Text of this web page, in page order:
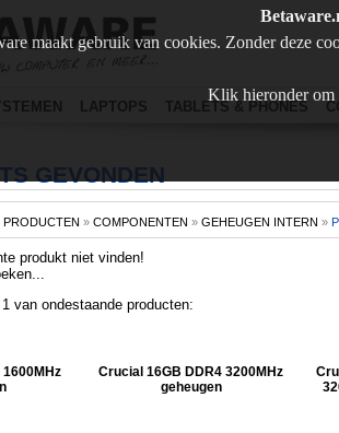
maakt gebruik van cookies. Zonder deze
Klik hieronder om
LAPTOPS TABLETS & PHONES
GEVONDEN
PRODUCTEN » COMPONENTEN » GEHEUGEN INTERN »
produkt niet vinden!
van ondestaande producten:
1600MHz
Crucial 16GB DDR4 3200MHz
geheugen